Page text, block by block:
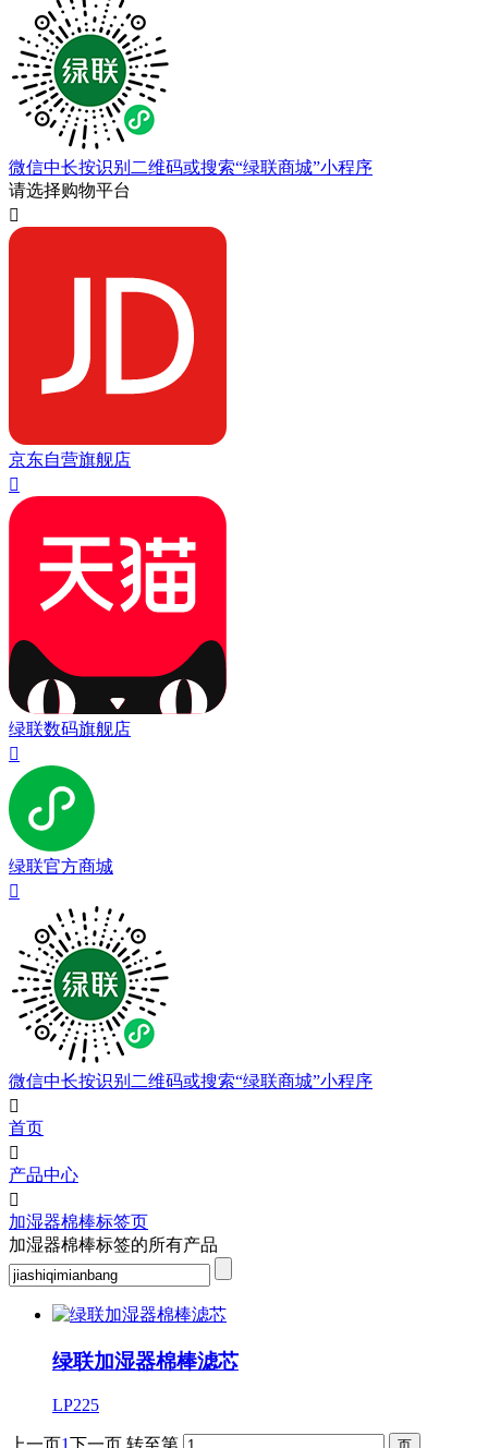
微信中长按识别二维码或搜索“绿联商城”小程序
请选择购物平台

京东自营旗舰店

绿联数码旗舰店

绿联官方商城

微信中长按识别二维码或搜索“绿联商城”小程序

首页

产品中心

加湿器棉棒标签页
加湿器棉棒标签的所有产品
绿联加湿器棉棒滤芯
LP225